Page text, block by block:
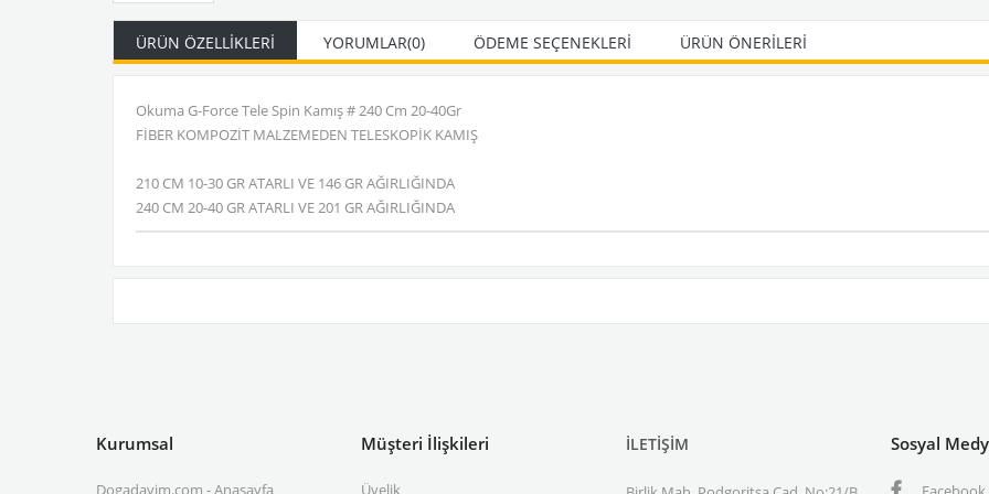
ÜRÜN ÖZELLIKLERI YORUMLAR(0) ÖDEME SEÇENEKLERI ÜRÜN ÖNERILERI
Okuma G-Force Tele Spin Kamış # 240 Cm 20-40Gr
FİBER KOMPOZİT MALZEMEDEN TELESKOPİK KAMIŞ
210 CM 10-30 GR ATARLI VE 146 GR AĞIRLIĞINDA
240 CM 20-40 GR ATARLI VE 201 GR AĞIRLIĞINDA
Kurumsal
Dogadayim.com - Anasayfa
Müşteri İlişkileri
Üyelik
İLETİŞİM Sosyal